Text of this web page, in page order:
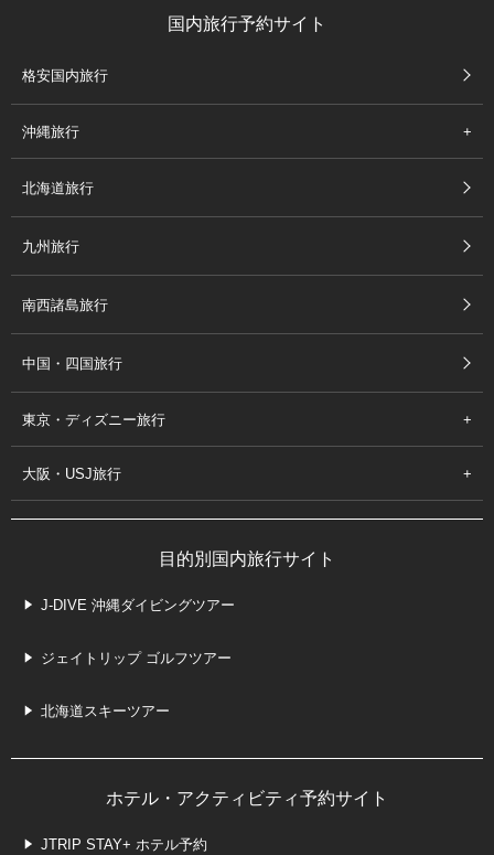
国内旅行予約サイト
格安国内旅行
沖縄旅行
北海道旅行
九州旅行
南西諸島旅行
中国・四国旅行
東京・ディズニー旅行
大阪・USJ旅行
目的別国内旅行サイト
J-DIVE 沖縄ダイビングツアー
ジェイトリップ ゴルフツアー
北海道スキーツアー
ホテル・アクティビティ予約サイト
JTRIP STAY+ ホテル予約